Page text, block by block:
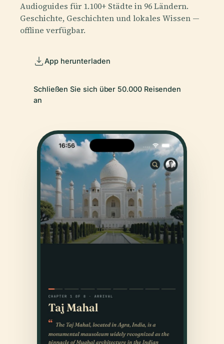
Audioguides für 1.100+ Städte in 96 Ländern.
Geschichte, Geschichten und lokales Wissen —
offline verfügbar.
App herunterladen
Schließen Sie sich über 50.000 Reisenden
an